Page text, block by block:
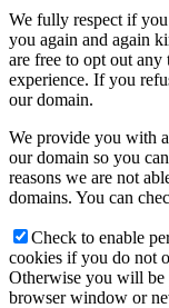
We fully respect if
you again and again
are free to opt out
experience. If you
our domain.
We provide you with
our domain so you
reasons we are not
domains. You can
Check to enable
cookies if you do not
Otherwise you will be
browser window or